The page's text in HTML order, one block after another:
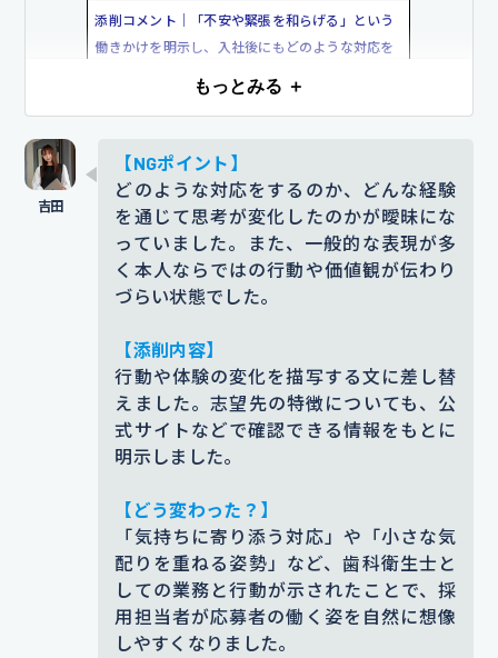
添削コメント｜「不安や緊張を和らげる」という
働きかけを明示し、入社後にもどのような対応を
小学生の頃、虫歯の治療が怖くて通
院を嫌がっていた私は、歯科衛生士
の方の やさしい声かけが、歯科に対
する印象が変化した経験がありま
接してくれた言葉で不安がやわら
ぎ、歯科医院に通うことができるよ
うになりました。
わりづらかったため、実際のやりとりと心情の変
化を詳細に描きました。志望者の原体験がよりリ
アルに伝わることで、志望動機に深みが出ます。
【エピソード詳細】
その方は、治療の流れを丁寧に説明
もっとみる ＋
【NGポイント】
どのような対応をするのか、どんな経験
を通じて思考が変化したのかが曖昧にな
っていました。また、一般的な表現が多
く本人ならではの行動や価値観が伝わり
づらい状態でした。
【添削内容】
行動や体験の変化を描写する文に差し替
えました。志望先の特徴についても、公
式サイトなどで確認できる情報をもとに
明示しました。
【どう変わった？】
「気持ちに寄り添う対応」や「小さな気
配りを重ねる姿勢」など、歯科衛生士と
しての業務と行動が示されたことで、採
用担当者が応募者の働く姿を自然に想像
しやすくなりました。